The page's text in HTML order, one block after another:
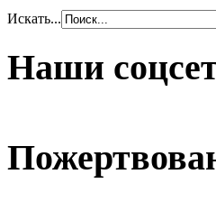
Искать...
Наши